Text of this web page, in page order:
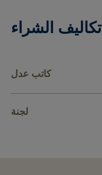
تكاليف الشراء
كاتب عدل
لجنة